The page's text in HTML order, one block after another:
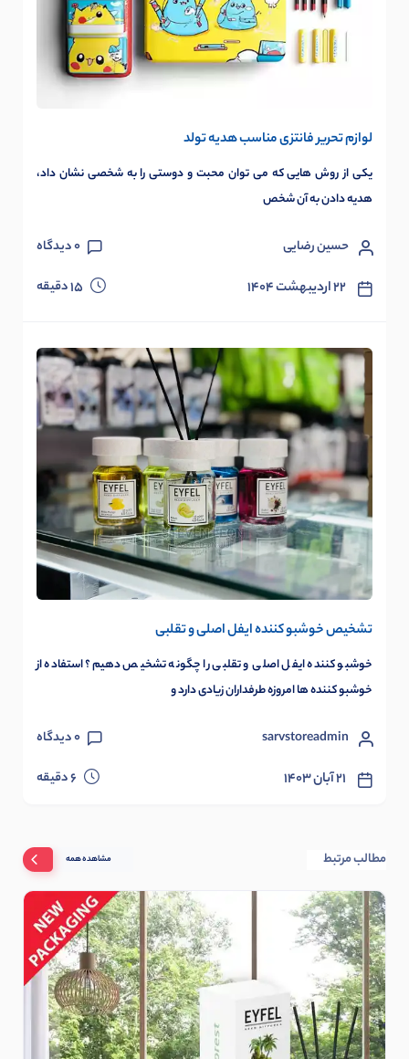
لوازم تحریر فانتزی مناسب هدیه تولد
یکی از روش هایی که می توان محبت و دوستی را به شخصی نشان داد،
هدیه دادن به آن شخص
حسین رضایی 0دیدگاه
۲۲ اردیبهشت ۱۴۰۴ 15دقیقه
تشخیص خوشبو کننده ایفل اصلی و تقلبی
خوشبو کننده ایفل اصلی و تقلبی را چگونه تشخیص دهیم؟ استفاده از
خوشبو کننده ها امروزه طرفداران زیادی دارد و
sarvstoreadmin
0دیدگاه
۲۱ آبان ۱۴۰۳ 6دقیقه
مطالب مرتبط مشاهده همه